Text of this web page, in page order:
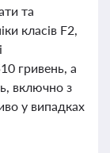
та
класів F2,
гривень, а
включно з
у випадках